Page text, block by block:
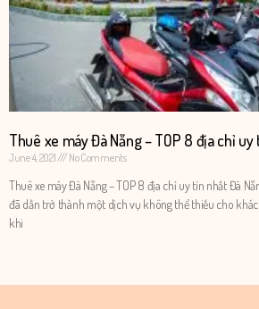
Thuê xe máy Đà Nẵng – TOP 8 địa chỉ
June 4, 2021 No Comments
Thuê xe máy Đà Nẵng – TOP 8 địa chỉ uy tín nhất Đà
đã dần trở thành một dịch vụ không thể thiếu cho
khi